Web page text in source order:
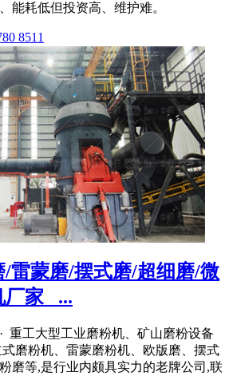
能耗低但投资高、维护难。
8511
/雷蒙磨/摆式磨/超细磨/微
家_ ...
重工大型工业磨粉机、矿山磨粉设备
磨粉机、雷蒙磨粉机、欧版磨、摆式
磨等,是行业内颇具实力的老牌公司,联